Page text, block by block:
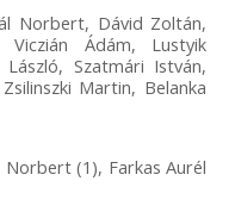
Norbert, Dávid Zoltán,
Viczián Ádám, Lustyik
Szatmári István,
Martin, Belanka
Norbert (1), Farkas Aurél